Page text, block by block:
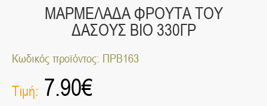
ΜΑΡΜΕΛΑΔΑ ΦΡΟΥΤΑ ΤΟΥ
ΔΑΣΟΥΣ ΒΙΟ 330ΓΡ
Κωδικός προϊόντος: ΠΡΒ163
Τιμή: 7.90€